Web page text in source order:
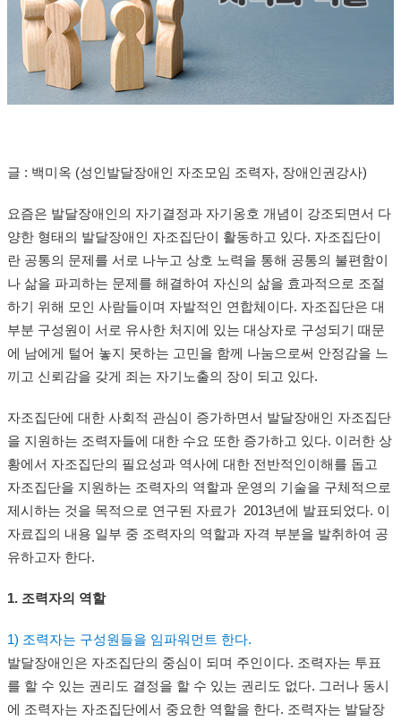
글 : 백미옥 (성인발달장애인 자조모임 조력자, 장애인권강사)
요즘은 발달장애인의 자기결정과 자기옹호 개념이 강조되면서 다
양한 형태의 발달장애인 자조집단이 활동하고 있다. 자조집단이
란 공통의 문제를 서로 나누고 상호 노력을 통해 공통의 불편함이
나 삶을 파괴하는 문제를 해결하여 자신의 삶을 효과적으로 조절
하기 위해 모인 사람들이며 자발적인 연합체이다. 자조집단은 대
부분 구성원이 서로 유사한 처지에 있는 대상자로 구성되기 때문
에 남에게 털어 놓지 못하는 고민을 함께 나눔으로써 안정감을 느
끼고 신뢰감을 갖게 죄는 자기노출의 장이 되고 있다.
자조집단에 대한 사회적 관심이 증가하면서 발달장애인 자조집단
을 지원하는 조력자들에 대한 수요 또한 증가하고 있다. 이러한 상
황에서 자조집단의 필요성과 역사에 대한 전반적인이해를 돕고
자조집단을 지원하는 조력자의 역할과 운영의 기술을 구체적으로
제시하는 것을 목적으로 연구된 자료가 2013년에 발표되었다. 이
자료집의 내용 일부 중 조력자의 역할과 자격 부분을 발취하여 공
유하고자 한다.
1. 조력자의 역할
1) 조력자는 구성원들을 임파워먼트 한다.
발달장애인은 자조집단의 중심이 되며 주인이다. 조력자는 투표
를 할 수 있는 권리도 결정을 할 수 있는 권리도 없다. 그러나 동시
에 조력자는 자조집단에서 중요한 역할을 한다. 조력자는 발달장